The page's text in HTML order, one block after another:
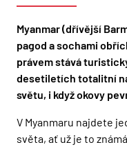
Myanmar (dřívější
pagod a sochami
právem stává
desetiletích totalitní
světu, i když okovy
V Myanmaru najdete
světa, ať už je to